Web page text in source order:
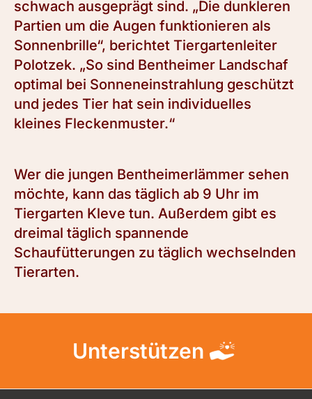
schwach ausgeprägt sind. „Die dunkleren
Partien um die Augen funktionieren als
Sonnenbrille“, berichtet Tiergartenleiter
Polotzek. „So sind Bentheimer Landschaf
optimal bei Sonneneinstrahlung geschützt
und jedes Tier hat sein individuelles
kleines Fleckenmuster.“
Wer die jungen Bentheimerlämmer sehen
möchte, kann das täglich ab 9 Uhr im
Tiergarten Kleve tun. Außerdem gibt es
dreimal täglich spannende
Schaufütterungen zu täglich wechselnden
Tierarten.
Unterstützen